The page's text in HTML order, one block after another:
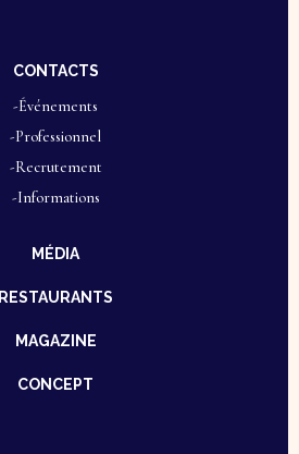
CONTACTS
-Événements
-Professionnel
-Recrutement
-Informations
MÉDIA
RESTAURANTS
MAGAZINE
CONCEPT